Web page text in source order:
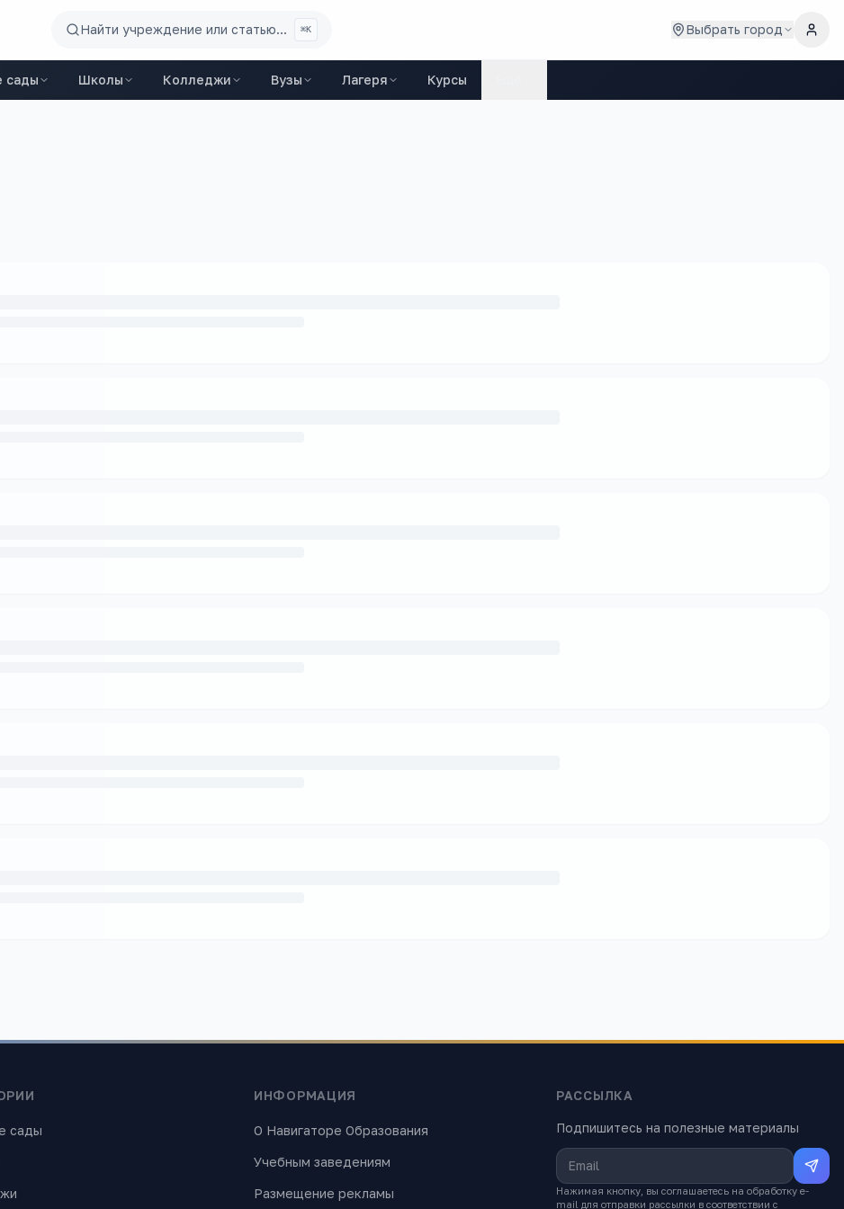
Найти учреждение или статью... ⌘K Выбрать город
сады Школы Колледжи Вузы Лагеря Курсы
сады
ИНФОРМАЦИЯ
О Навигаторе Образования
Учебным заведениям
Размещение рекламы
РАССЫЛКА
Подпишитесь на полезные материалы
Нажимая кнопку, вы соглашаетесь на обработку e-
mail для отправки рассылки в соответствии с